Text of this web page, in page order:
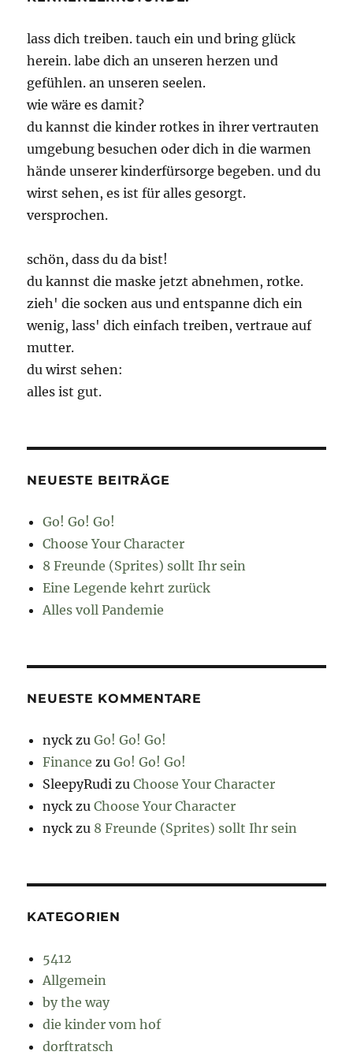
lass dich treiben. tauch ein und bring glück
herein. labe dich an unseren herzen und
gefühlen. an unseren seelen.
wie wäre es damit?
du kannst die kinder rotkes in ihrer vertrauten
umgebung besuchen oder dich in die warmen
hände unserer kinderfürsorge begeben. und du
wirst sehen, es ist für alles gesorgt.
versprochen.
schön, dass du da bist!
du kannst die maske jetzt abnehmen, rotke.
zieh' die socken aus und entspanne dich ein
wenig, lass' dich einfach treiben, vertraue auf
mutter.
du wirst sehen:
alles ist gut.
NEUESTE BEITRÄGE
Go! Go! Go!
Choose Your Character
8 Freunde (Sprites) sollt Ihr sein
Eine Legende kehrt zurück
Alles voll Pandemie
NEUESTE KOMMENTARE
nyck zuGo! Go! Go!
Finance zuGo! Go! Go!
SleepyRudi zuChoose Your Character
nyck zuChoose Your Character
nyck zu 8 Freunde (Sprites) sollt Ihr sein
KATEGORIEN
5412
Allgemein
by the way
die kinder vom hof
dorftratsch